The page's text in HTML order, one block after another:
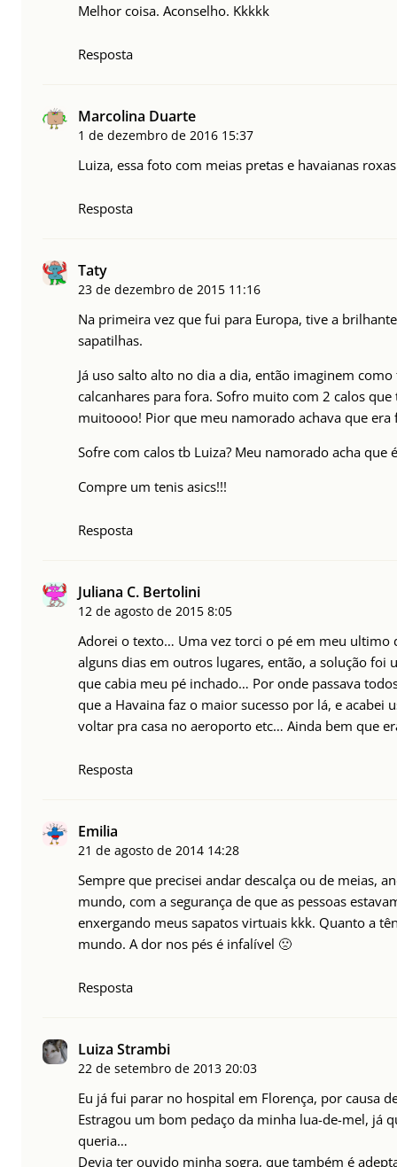
Melhor coisa. Aconselho. Kkkkk
Resposta
Marcolina Duarte
1 de dezembro de 2016 15:37
Luiza, essa foto com meias pretas e havaianas
Resposta
Taty
23 de dezembro de 2015 11:16
Na primeira vez que fui para Europa, tive a
sapatilhas.
Já uso salto alto no dia a dia, então imaginem
calcanhares para fora. Sofro muito com 2 calos
muitoooo! Pior que meu namorado achava que era
Sofre com calos tb Luiza? Meu namorado acha que
Compre um tenis asics!!!
Resposta
Juliana C. Bertolini
12 de agosto de 2015 8:05
Adorei o texto… Uma vez torci o pé em meu ultimo
alguns dias em outros lugares, então, a solução
que cabia meu pé inchado… Por onde passava
que a Havaina faz o maior sucesso por lá, e acabei
voltar pra casa no aeroporto etc… Ainda bem que
Resposta
Emilia
21 de agosto de 2014 14:28
Sempre que precisei andar descalça ou de meias,
mundo, com a segurança de que as pessoas
enxergando meus sapatos virtuais kkk. Quanto a
mundo. A dor nos pés é infalível 🙁
Resposta
Luiza Strambi
22 de setembro de 2013 20:03
Eu já fui parar no hospital em Florença, por causa
Estragou um bom pedaço da minha lua-de-mel, já
queria…
Devia ter ouvido minha sogra, que também é